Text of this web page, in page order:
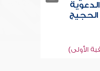
الأولى)